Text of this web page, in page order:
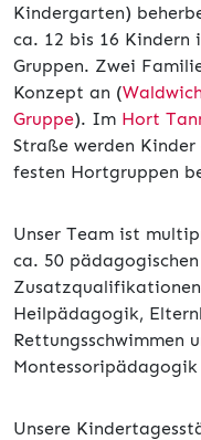
Kindergarten)
ca. 12 bis 16 Kindern
Gruppen. Zwei
Konzept an (
Gruppe). Im Hort
Straße werden
festen Hortgruppen
Unser Team ist
ca. 50
Heilpädagogik,
Rettungsschwimmen
Montessoripädagogik
Unsere